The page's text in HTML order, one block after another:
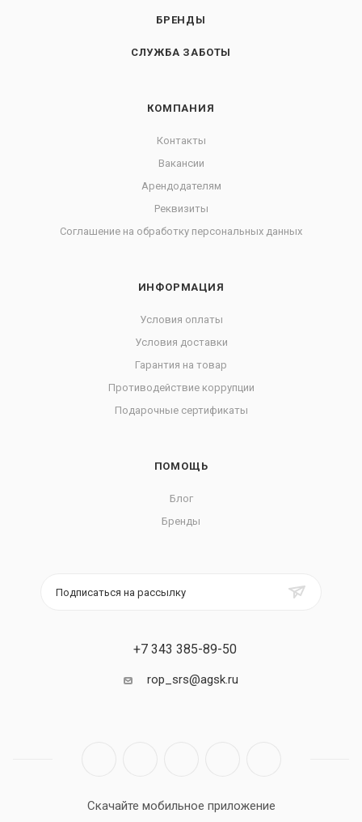
БРЕНДЫ
СЛУЖБА ЗАБОТЫ
КОМПАНИЯ
Контакты
Вакансии
Арендодателям
Реквизиты
Соглашение на обработку персональных данных
ИНФОРМАЦИЯ
Условия оплаты
Условия доставки
Гарантия на товар
Противодействие коррупции
Подарочные сертификаты
ПОМОЩЬ
Блог
Бренды
Подписаться на рассылку
+7 343 385-89-50
rop_srs@agsk.ru
Скачайте мобильное приложение